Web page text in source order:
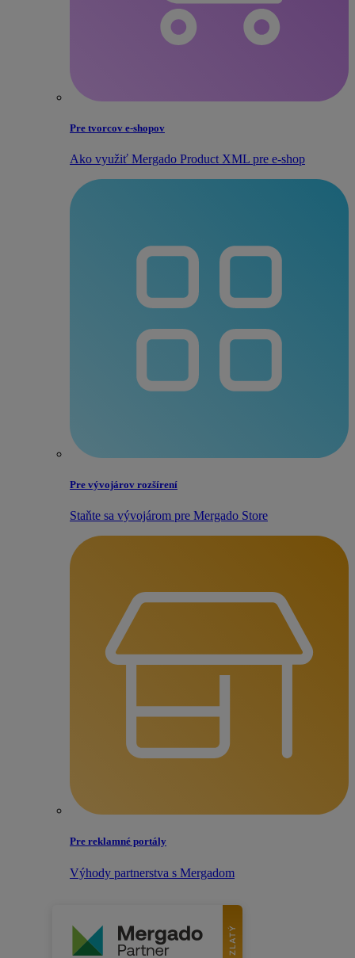
Pre tvorcov e‑shopov
Ako využiť Mergado Product XML pre e‑shop
Pre vývojárov rozšírení
Staňte sa vývojárom pre Mergado Store
Pre reklamné portály
Výhody partnerstva s Mergadom